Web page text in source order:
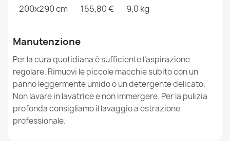
Tappeto SANTO SISAL 0537 geometrica grigio
31,90 €
200x290 cm 155,80 € 9,0 kg
Manutenzione
Per la cura quotidiana è sufficiente l’aspirazione
regolare. Rimuovi le piccole macchie subito con un
panno leggermente umido o un detergente delicato.
Non lavare in lavatrice e non immergere. Per la pulizia
profonda consigliamo il lavaggio a estrazione
professionale.